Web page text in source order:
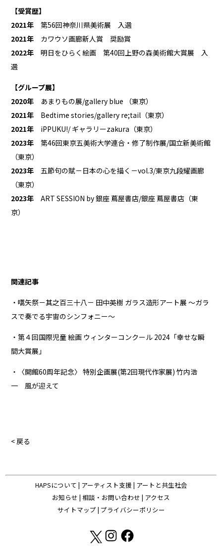
【受賞歴】
2021年 第56回神奈川県美術展 入選
2021年 カワウソ画廊新人賞 奨励賞
2022年 明日をひらく絵画 第40回上野の森美術館大賞展 入
選
【グループ展】
2020年 あまりもの展/gallery blue （東京）
2021年 Bedtime stories/gallery re;tail（東京）
2021年 iPPUKU!/ ギャラリーzakura（東京）
2023年 第46回東京五美術大学連合・修了制作展/国立新美術館
（東京）
2023年 五節句の賦－日本の心を描く－vol.3/東京九段耀画廊
（東京）
2023年 ART SESSION by 銀座 蔦屋書店/銀座 蔦屋書店（東
京）
関連記事
・嚆矢祭－其之百三十八－ 田中英樹 ガラス造形アート展 〜ガラ
スで奏でる宇宙のシンフォニー〜
・第４回国際児童 絵画 ウィンターコンクール 2024「幸せな瞬
間大賞展」
・〈開館60周年記念〉 特別企画展(第2回現代作家展) 竹内浩
一 風が迎えて
< 戻る
HAPSについて | アーティスト支援 | アートと共生社会
お知らせ | 相談・お問い合わせ | アクセス
サイトマップ | プライバシーポリシー